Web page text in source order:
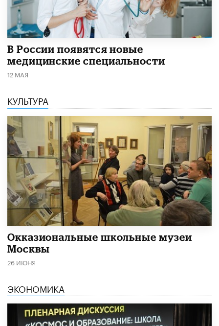
В России появятся новые
медицинские специальности
12 МАЯ
КУЛЬТУРА
​Окказиональные школьные музеи
Москвы
26 ИЮНЯ
ЭКОНОМИКА